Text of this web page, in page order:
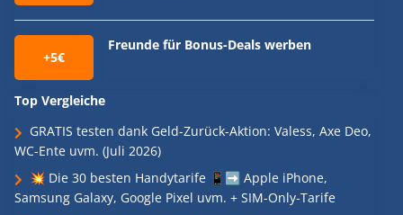
+5€
Freunde für Bonus-Deals werben
Top Vergleiche
GRATIS testen dank Geld-Zurück-Aktion: Valess, Axe Deo,
WC-Ente uvm. (Juli 2026)
💥 Die 30 besten Handytarife 📱➡️ Apple iPhone,
Samsung Galaxy, Google Pixel uvm. + SIM-Only-Tarife